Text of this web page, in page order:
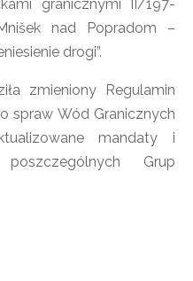
granicznymi II/197-
nad Popradom –
drogi”.
zmieniony Regulamin
spraw Wód Granicznych
mandaty i
Grup